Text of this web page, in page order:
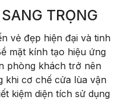
TRỌNG
vẻ đẹp hiện đại và tinh
mặt kính tạo hiệu ứng
phòng khách trở nên
khi cơ chế cửa lùa vận
kiệm diện tích sử dụng